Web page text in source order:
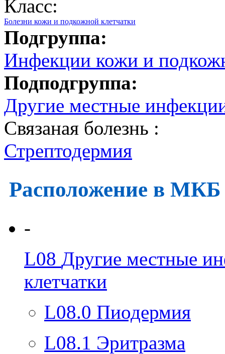
Класс:
Болезни кожи и подкожной клетчатки
Подгруппа:
Инфекции кожи и
Подподгруппа:
Другие местные
Связаная болезнь :
Стрептодермия
Расположение в
-
L08 Другие местные
клетчатки
L08.0 Пиодермия
L08.1 Эритразма